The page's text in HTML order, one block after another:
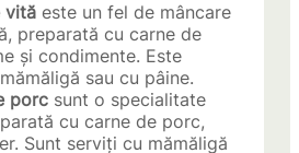
vită este un fel de mâncare
preparată cu carne de
și condimente. Este
sau cu pâine.
porc sunt o specialitate
cu carne de porc,
Sunt serviți cu mămăligă